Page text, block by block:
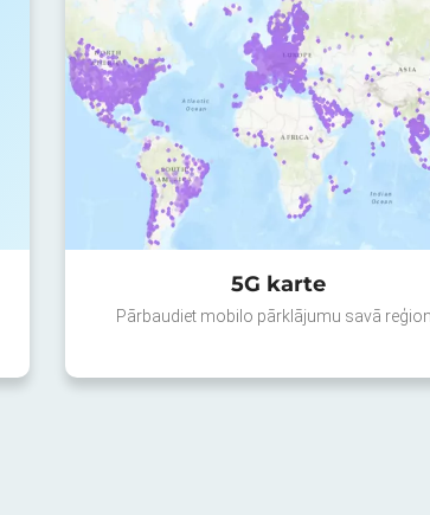
5G karte
Pārbaudiet mobilo pārklājumu savā